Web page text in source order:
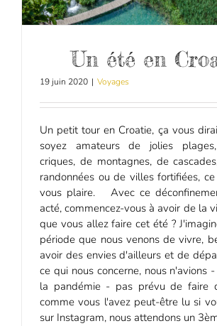
Un été en
19 juin 2020 | Voyages
Un petit tour en Croatie, ça vous
soyez amateurs de jolies
criques, de montagnes, de
randonnées ou de villes fortifiées,
vous plaire. Avec ce
acté, commencez-vous à avoir de la
que vous allez faire cet été ?
période que nous venons de vivre,
avoir des envies d'ailleurs et de
ce qui nous concerne, nous n'avions
la pandémie - pas prévu de faire
comme vous l'avez peut-être lu si
sur Instagram, nous attendons un